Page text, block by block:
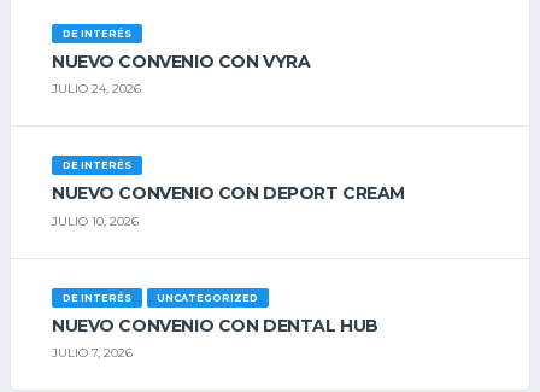
DE INTERÉS
NUEVO CONVENIO CON VYRA
JULIO 24, 2026
DE INTERÉS
NUEVO CONVENIO CON DEPORT CREAM
JULIO 10, 2026
DE INTERÉS UNCATEGORIZED
NUEVO CONVENIO CON DENTAL HUB
JULIO 7, 2026